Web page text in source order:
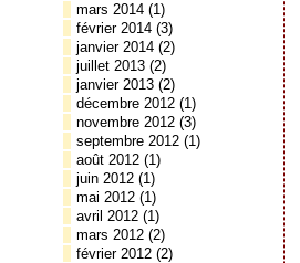
mars 2014 (1)
février 2014 (3)
janvier 2014 (2)
juillet 2013 (2)
janvier 2013 (2)
décembre 2012 (1)
novembre 2012 (3)
septembre 2012 (1)
août 2012 (1)
juin 2012 (1)
mai 2012 (1)
avril 2012 (1)
mars 2012 (2)
février 2012 (2)